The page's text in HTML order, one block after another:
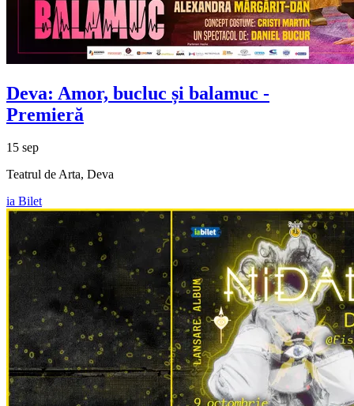
Deva: Amor, bucluc și balamuc -
Premieră
15 sep
Teatrul de Arta, Deva
ia Bilet